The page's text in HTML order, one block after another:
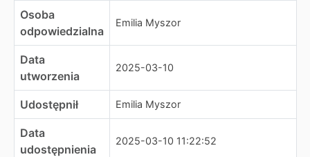
Osoba
odpowiedzialna
Emilia Myszor
Data
utworzenia
2025-03-10
Udostępnił Emilia Myszor
Data
udostępnienia
2025-03-10 11:22:52